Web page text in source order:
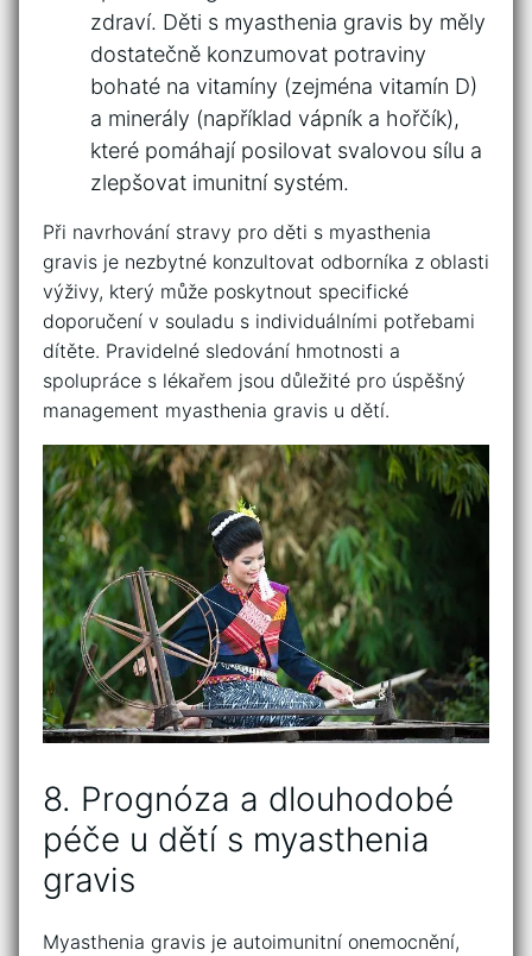
zdraví. ⁢Děti s ⁤myasthenia gravis⁣ by měly
⁢dostatečně konzumovat ⁢potraviny
bohaté ⁣na vitamíny (zejména​ vitamín‍ D)
a minerály‍ (například vápník⁣ a hořčík),
které‌ pomáhají posilovat svalovou sílu a
zlepšovat imunitní systém.
Při navrhování stravy ⁣pro děti s ⁣myasthenia
gravis je nezbytné konzultovat odborníka z oblasti
výživy,⁣ který​ může poskytnout specifické
doporučení v ⁣souladu s individuálními potřebami
⁣dítěte. Pravidelné sledování hmotnosti‍ a
‍spolupráce s ‌lékařem ‍jsou důležité pro ⁤úspěšný⁤
management‍ myasthenia‍ gravis u dětí.
8. Prognóza a ‌dlouhodobé
péče ‌u ⁢dětí‍ s myasthenia
gravis
Myasthenia gravis je ​autoimunitní onemocnění,